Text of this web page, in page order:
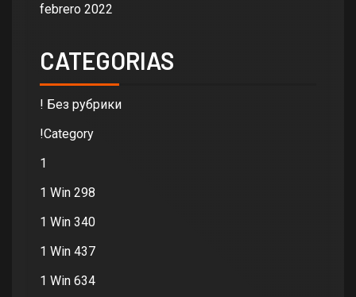
febrero 2022
CATEGORIAS
! Без рубрики
!Category
1
1 Win 298
1 Win 340
1 Win 437
1 Win 634